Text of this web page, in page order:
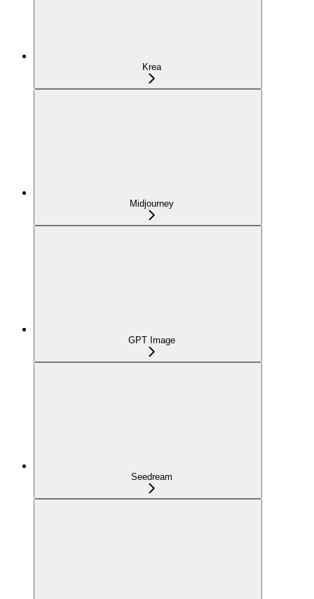
Krea
Midjourney
GPT Image
Seedream